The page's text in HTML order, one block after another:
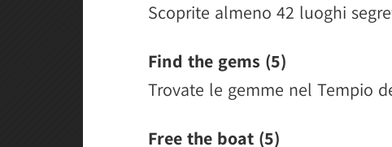
Scoprite almeno 42 luoghi
Find the gems (5)
Trovate le gemme nel Tempio
Free the boat (5)